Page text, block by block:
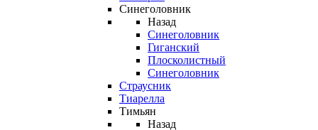
Синеголовник
Назад
Синеголовник
Гиганский
Плосколистный
Синеголовник
Страусник
Тиарелла
Тимьян
Назад